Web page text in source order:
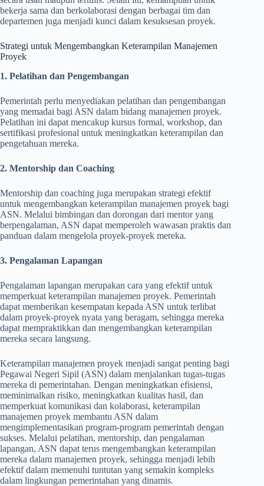
bekerja sama dan berkolaborasi dengan berbagai tim dan
departemen juga menjadi kunci dalam kesuksesan proyek.
Strategi untuk Mengembangkan Keterampilan Manajemen
Proyek
1. Pelatihan dan Pengembangan
Pemerintah perlu menyediakan pelatihan dan pengembangan
yang memadai bagi ASN dalam bidang manajemen proyek.
Pelatihan ini dapat mencakup kursus formal, workshop, dan
sertifikasi profesional untuk meningkatkan keterampilan dan
pengetahuan mereka.
2. Mentorship dan Coaching
Mentorship dan coaching juga merupakan strategi efektif
untuk mengembangkan keterampilan manajemen proyek bagi
ASN. Melalui bimbingan dan dorongan dari mentor yang
berpengalaman, ASN dapat memperoleh wawasan praktis dan
panduan dalam mengelola proyek-proyek mereka.
3. Pengalaman Lapangan
Pengalaman lapangan merupakan cara yang efektif untuk
memperkuat keterampilan manajemen proyek. Pemerintah
dapat memberikan kesempatan kepada ASN untuk terlibat
dalam proyek-proyek nyata yang beragam, sehingga mereka
dapat mempraktikkan dan mengembangkan keterampilan
mereka secara langsung.
Keterampilan manajemen proyek menjadi sangat penting bagi
Pegawai Negeri Sipil (ASN) dalam menjalankan tugas-tugas
mereka di pemerintahan. Dengan meningkatkan efisiensi,
meminimalkan risiko, meningkatkan kualitas hasil, dan
memperkuat komunikasi dan kolaborasi, keterampilan
manajemen proyek membantu ASN dalam
mengimplementasikan program-program pemerintah dengan
sukses. Melalui pelatihan, mentorship, dan pengalaman
lapangan, ASN dapat terus mengembangkan keterampilan
mereka dalam manajemen proyek, sehingga menjadi lebih
efektif dalam memenuhi tuntutan yang semakin kompleks
dalam lingkungan pemerintahan yang dinamis.